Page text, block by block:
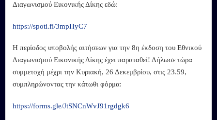
Διαγωνισμού Εικονικής Δίκης εδώ:
https://spoti.fi/3mpHyC7
Η περίοδος υποβολής αιτήσεων για την 8η έκδοση του Εθνικού
Διαγωνισμού Εικονικής Δίκης έχει παραταθεί! Δήλωσε τώρα
συμμετοχή μέχρι την Κυριακή, 26 Δεκεμβρίου, στις 23.59,
συμπληρώνοντας την κάτωθι φόρμα:
https://forms.gle/JtSNCnWvJ91rgdgk6